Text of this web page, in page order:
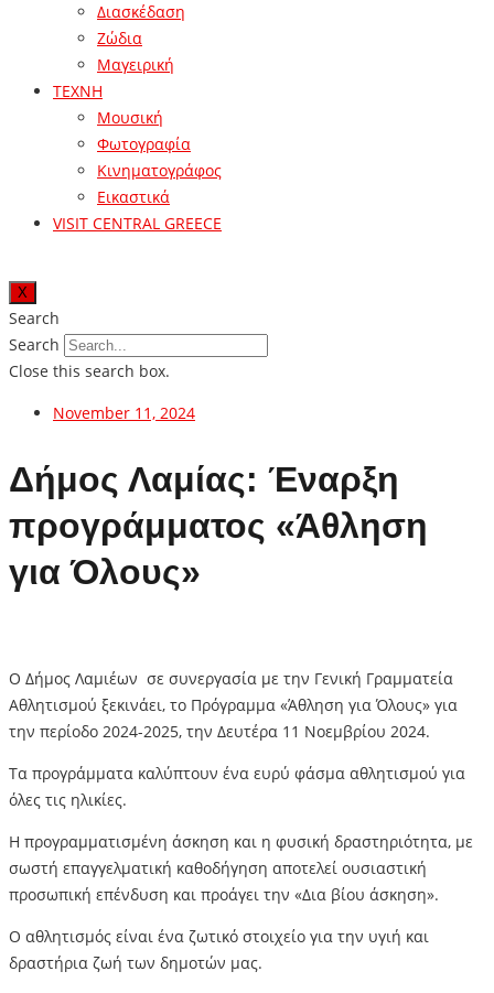
Διασκέδαση
Ζώδια
Μαγειρική
ΤΕΧΝΗ
Μουσική
Φωτογραφία
Κινηματογράφος
Εικαστικά
VISIT CENTRAL GREECE
X
Search
Search
Close this search box.
November 11, 2024
Δήμος Λαμίας: Έναρξη
προγράμματος «Άθληση
για Όλους»
Ο Δήμος Λαμιέων σε συνεργασία με την Γενική Γραμματεία
Αθλητισμού ξεκινάει, το Πρόγραμμα «Άθληση για Όλους» για
την περίοδο 2024-2025, την Δευτέρα 11 Νοεμβρίου 2024.
Τα προγράμματα καλύπτουν ένα ευρύ φάσμα αθλητισμού για
όλες τις ηλικίες.
Η προγραμματισμένη άσκηση και η φυσική δραστηριότητα, με
σωστή επαγγελματική καθοδήγηση αποτελεί ουσιαστική
προσωπική επένδυση και προάγει την «Δια βίου άσκηση».
Ο αθλητισμός είναι ένα ζωτικό στοιχείο για την υγιή και
δραστήρια ζωή των δημοτών μας.